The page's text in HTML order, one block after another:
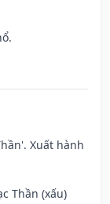
Xuất hành
Thần (xấu)